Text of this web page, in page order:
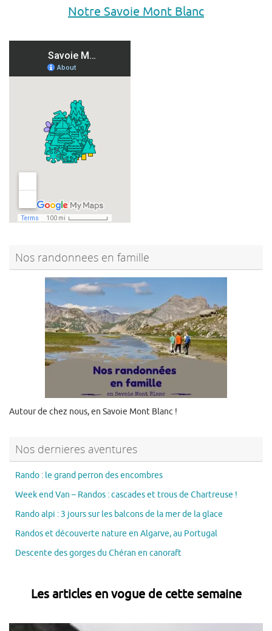
Notre Savoie Mont Blanc
Nos randonnees en famille
Autour de chez nous, en Savoie Mont Blanc !
Nos dernieres aventures
Rando : le grand perron des encombres
Week end Van – Randos : cascades et trous de Chartreuse !
Rando alpi : 3 jours sur les balcons de la mer de la glace
Randos et découverte nature en Algarve, au Portugal
Descente des gorges du Chéran en canoraft
Les articles en vogue de cette semaine